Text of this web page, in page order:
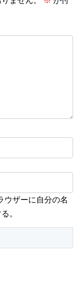
ウザーに自分の名
。